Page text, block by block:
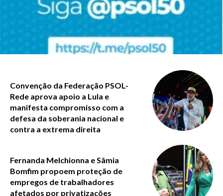
Convenção da Federação PSOL-
Rede aprova apoio a Lula e
manifesta compromisso com a
defesa da soberania nacional e
contra a extrema direita
Fernanda Melchionna e Sâmia
Bomfim propoem proteção de
empregos de trabalhadores
afetados por privatizações